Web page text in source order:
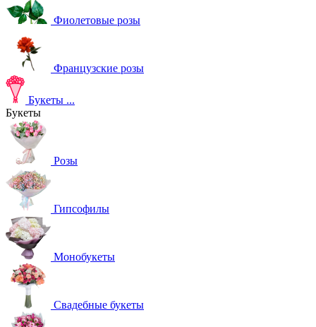
Фиолетовые розы
Французские розы
Букеты ...
Букеты
Розы
Гипсофилы
Монобукеты
Свадебные букеты